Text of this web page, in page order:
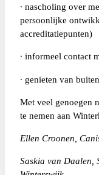
∙ nascholing over
persoonlijke
accreditatiepunten)
∙ informeel contact
∙ genieten van
Met veel genoegen
te nemen aan
Ellen Croonen,
Saskia van Daalen,